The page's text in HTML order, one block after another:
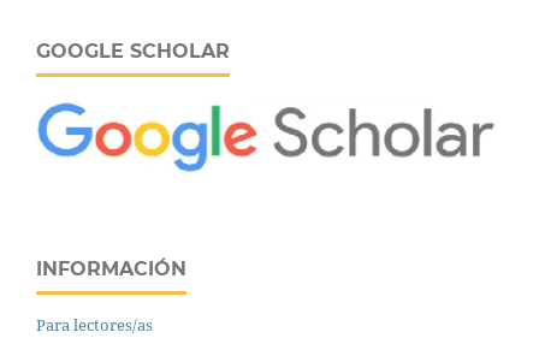
GOOGLE SCHOLAR
INFORMACIÓN
Para lectores/as